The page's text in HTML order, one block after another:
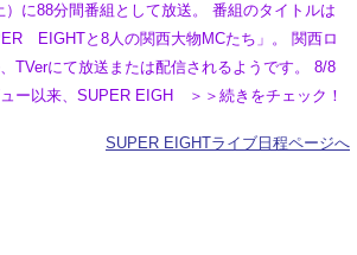
）に88分間番組として放送。 番組のタイトルは
EIGHTと8人の関西大物MCたち」。 関西ロ
TVerにて放送または配信されるようです。 8/8
ー以来、SUPER EIGH ＞＞続きをチェック！
SUPER EIGHTライブ日程ページへ